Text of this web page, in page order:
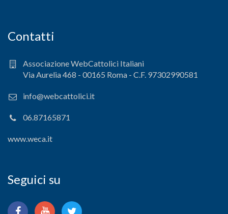
Contatti
Associazione WebCattolici Italiani
Via Aurelia 468 - 00165 Roma - C.F. 97302990581
info@webcattolici.it
06.87165871
www.weca.it
Seguici su